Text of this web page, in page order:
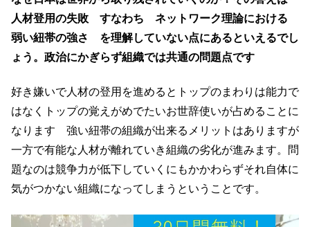
人材登用の失敗 すなわち ネットワーク理論における
弱い紐帯の強さ を理解していない点にあるといえるでし
ょう。政治にかぎらず組織では共通の問題点です
好き嫌いで人材の登用を進めるとトップのまわりは能力で
はなくトップの覚えがめでたいお世辞使いが占めることに
なります 強い紐帯の組織が出来るメリットはありますが
一方で有能な人材が離れていき組織の劣化が進みます。問
題なのは競争力が低下していくにもかかわらずそれ自体に
気がつかない組織になってしまうということです。